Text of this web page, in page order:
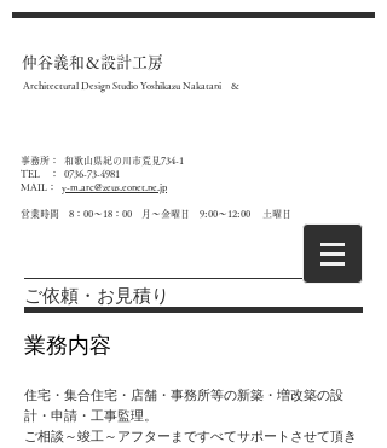
Architectural Design Studio Yoshikazu Nakatani &
仲谷義和＆設計工房
事務所： 和歌山県紀の川市荒見734-1
TEL ： 0736-73-4981
MAIL： y-m.arc@zeus.eonet.ne.jp
​営業時間 8：00～18：00 月～金曜日 9:00～12:00 土曜日
ご依頼・お見積り
業務内容
住宅・集合住宅・店舗・事務所等の新築・増改築の設
計・申請・工事監理。
ご相談～竣工～アフターまですべてサポートさせて頂き